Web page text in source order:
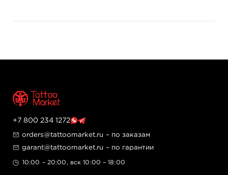
+7 800 234 1272
orders@tattoomarket.ru – по заказам
garant@tattoomarket.ru – по гарантии
10:00 – 20:00, вск 10:00 – 18:00